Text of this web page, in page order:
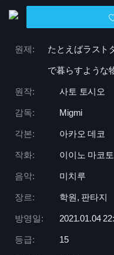
원제: たとえばラスト
で暮らすような
원작: 사토 토시오
감독: Migmi
각본: 아카오 데코
작화: 이이노 마코토
음악: 미치루
장르: 학원, 판타지
방영일: 2021.01.04 22:
등급: 15